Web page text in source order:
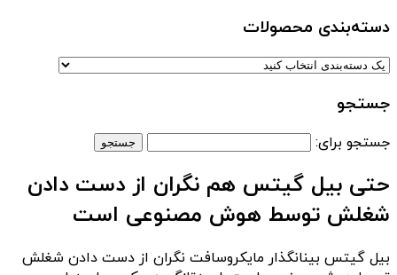
دسته‌بندی‌ محصولات
جستجو
جستجو برای:
حتی بیل گیتس هم نگران از دست دادن
شغلش توسط هوش مصنوعی است
بیل گیتس بینانگذار مایکروسافت نگران از دست دادن شغلش